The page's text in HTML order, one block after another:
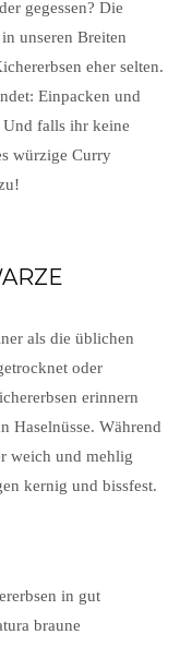
gegessen? Die
unseren Breiten
eher selten.
Einpacken und
falls ihr keine
würzige Curry
als die üblichen
oder
erinnern
Haselnüsse. Während
weich und mehlig
kernig und bissfest.
in gut
braune